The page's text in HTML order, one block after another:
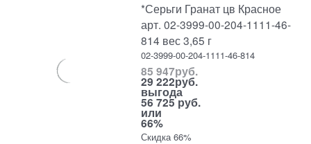
*Серьги Гранат цв Красное
арт. 02-3999-00-204-1111-46-
814 вес 3,65 г
02-3999-00-204-1111-46-814
85 947руб.
29 222руб.
выгода
56 725 руб.
или
66%
Скидка 66%